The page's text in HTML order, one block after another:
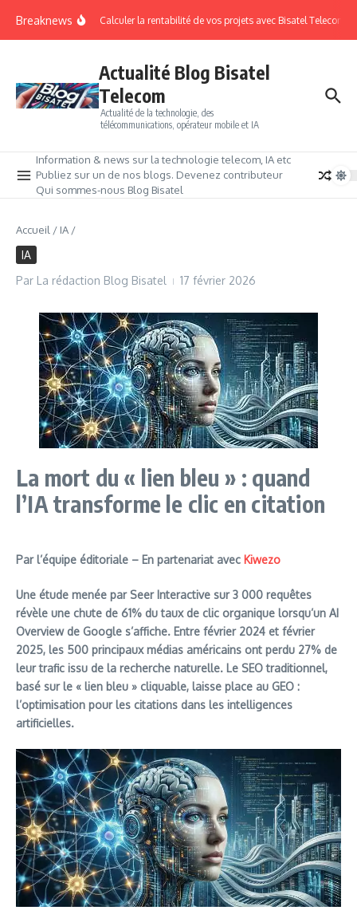
Breaknews Calculer la rentabilité de vos projets avec Bisatel Telecom.
Actualité Blog Bisatel
Telecom
Actualité de la technologie, des
télécommunications, opérateur mobile et IA
Information & news sur la technologie telecom, IA etc
Publiez sur un de nos blogs. Devenez contributeur
Qui sommes-nous Blog Bisatel
Accueil / IA /
IA
Par La rédaction Blog Bisatel 17 février 2026
La mort du « lien bleu » : quand
l’IA transforme le clic en citation
Par l’équipe éditoriale – En partenariat avec Kiwezo
Une étude menée par Seer Interactive sur 3 000 requêtes
révèle une chute de 61% du taux de clic organique lorsqu’un AI
Overview de Google s’affiche. Entre février 2024 et février
2025, les 500 principaux médias américains ont perdu 27% de
leur trafic issu de la recherche naturelle. Le SEO traditionnel,
basé sur le « lien bleu » cliquable, laisse place au GEO :
l’optimisation pour les citations dans les intelligences
artificielles.